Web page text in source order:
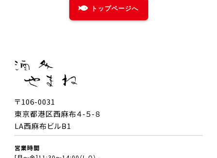
トップページへ
〒106-0031
東京都港区西麻布４-５-８
LA西麻布ビルB1
営業時間